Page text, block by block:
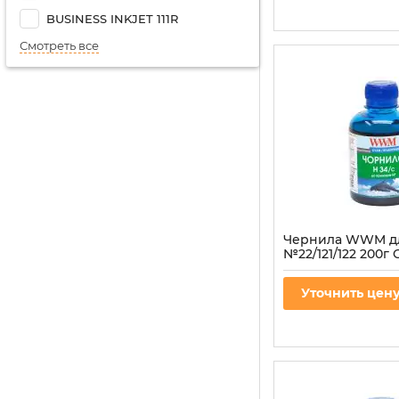
BUSINESS INKJET 111R
Смотреть все
Чернила WWM
№22/121/122 200г
Уточнить